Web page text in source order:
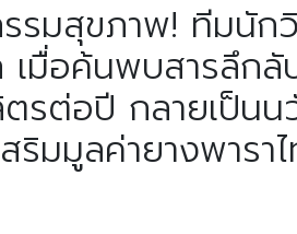
รมสุขภาพ! ทีมนัก
มื่อค้นพบสารลึกลั
รต่อปี กลายเป็น
สริมมูลค่ายางพา